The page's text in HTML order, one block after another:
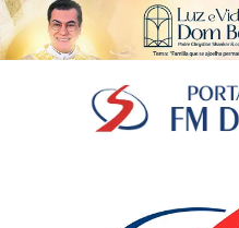
Sair da